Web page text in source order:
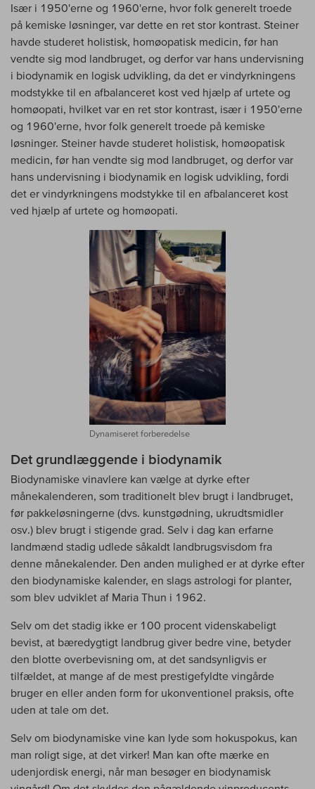
Især i 1950'erne og 1960'erne, hvor folk generelt troede
på kemiske løsninger, var dette en ret stor kontrast. Steiner
havde studeret holistisk, homøopatisk medicin, før han
vendte sig mod landbruget, og derfor var hans undervisning
i biodynamik en logisk udvikling, da det er vindyrkningens
modstykke til en afbalanceret kost ved hjælp af urtete og
homøopati, hvilket var en ret stor kontrast, især i 1950'erne
og 1960'erne, hvor folk generelt troede på kemiske
løsninger. Steiner havde studeret holistisk, homøopatisk
medicin, før han vendte sig mod landbruget, og derfor var
hans undervisning i biodynamik en logisk udvikling, fordi
det er vindyrkningens modstykke til en afbalanceret kost
ved hjælp af urtete og homøopati.
Dynamiseret forberedelse
Det grundlæggende i biodynamik
Biodynamiske vinavlere kan vælge at dyrke efter
månekalenderen, som traditionelt blev brugt i landbruget,
før pakkeløsningerne (dvs. kunstgødning, ukrudtsmidler
osv.) blev brugt i stigende grad. Selv i dag kan erfarne
landmænd stadig udlede såkaldt landbrugsvisdom fra
denne månekalender. Den anden mulighed er at dyrke efter
den biodynamiske kalender, en slags astrologi for planter,
som blev udviklet af Maria Thun i 1962.
Selv om det stadig ikke er 100 procent videnskabeligt
bevist, at bæredygtigt landbrug giver bedre vine, betyder
den blotte overbevisning om, at det sandsynligvis er
tilfældet, at mange af de mest prestigefyldte vingårde
bruger en eller anden form for ukonventionel praksis, ofte
uden at tale om det.
Selv om biodynamiske vine kan lyde som hokuspokus, kan
man roligt sige, at det virker! Man kan ofte mærke en
udenjordisk energi, når man besøger en biodynamisk